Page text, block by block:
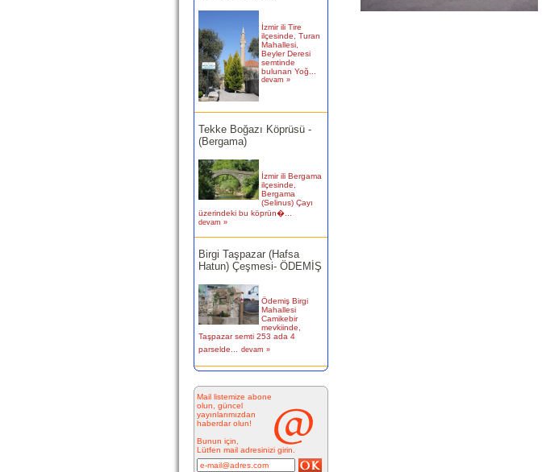
ilçesinde, Turan
Mahallesi,
Beyler Deresi
semtinde
bulunan Yoğ...
devam »
Tekke Boğazı Köprüsü -
(Bergama)
ilçesinde,
Bergama
(Selinus) Çayı
üzerindeki bu köprün�...
devam »
Birgi Taşpazar (Hafsa
Hatun) Çeşmesi- ÖDEMİŞ
Mahallesi
Camikebir
mevkiinde,
Taşpazar semti 253 ada 4
parselde... devam »
Kitabesiz Çeşmeler 4-
Resimde
görülen çeşme
İnkilap Caddesi
üzerinde yer
alan çarşı
bitiminde...
devam »
Mail listemize abone
olun, güncel
yayınlarımızdan
haberdar olun!
Bunun için,
Lütfen mail adresinizi girin.